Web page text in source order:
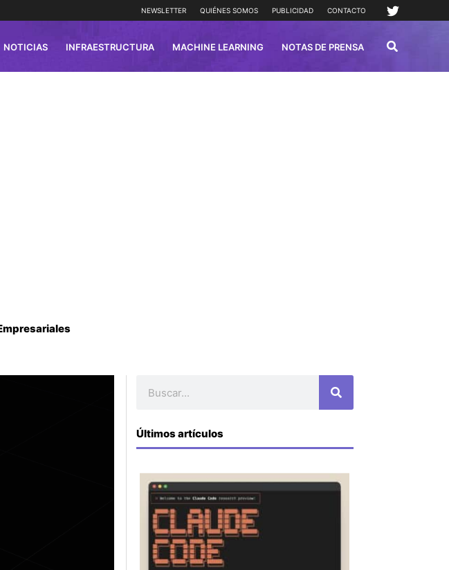
NEWSLETTER QUIÉNES SOMOS PUBLICIDAD CONTACTO
NOTICIAS INFRAESTRUCTURA MACHINE LEARNING NOTAS DE PRENSA
Últimos artículos